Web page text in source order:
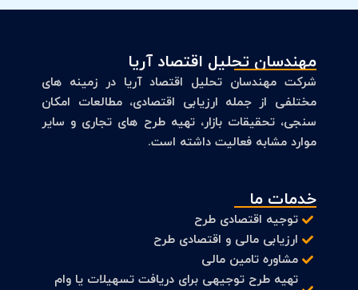
مهندسان تحلیل اقتصاد آریا
شرکت مهندسان تحلیل اقتصاد آریا در زمینه های
مختلفی از جمله ارزیابی اقتصادی، مطالعات امکان
سنجی، تحقیقات بازار، تهیه طرح های تجاری و سایر
موارد مشابه فعالیت داشته است.
خدمات ما
توجیه اقتصادی طرح
ارزیابی مالی و اقتصادی طرح
مشاوره تامین مالی
تهیه طرح توجیهی برای دریافت تسهیلات یا وام